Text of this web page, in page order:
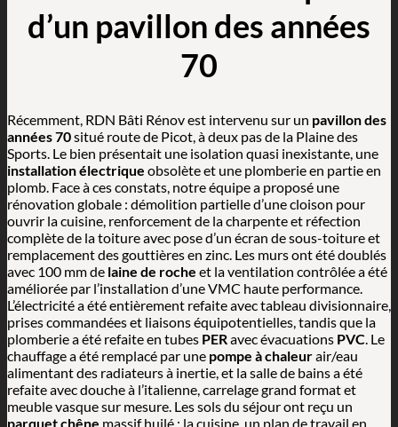
d’un pavillon des années
70
Récemment, RDN Bâti Rénov est intervenu sur un pavillon des
années 70situé route de Picot, à deux pas de la Plaine des
Sports. Le bien présentait une isolation quasi inexistante, une
installation électrique obsolète et une plomberie en partie en
plomb. Face à ces constats, notre équipe a proposé une
rénovation globale : démolition partielle d’une cloison pour
ouvrir la cuisine, renforcement de la charpente et réfection
complète de la toiture avec pose d’un écran de sous-toiture et
remplacement des gouttières en zinc. Les murs ont été doublés
avec 100 mm de laine de roche et la ventilation contrôlée a été
améliorée par l’installation d’une VMC haute performance.
L’électricité a été entièrement refaite avec tableau divisionnaire,
prises commandées et liaisons équipotentielles, tandis que la
plomberie a été refaite en tubes PERavec évacuations PVC. Le
chauffage a été remplacé par une pompe à chaleurair/eau
alimentant des radiateurs à inertie, et la salle de bains a été
refaite avec douche à l’italienne, carrelage grand format et
meuble vasque sur mesure. Les sols du séjour ont reçu un
parquet chêne massif huilé ; la cuisine, un plan de travail en